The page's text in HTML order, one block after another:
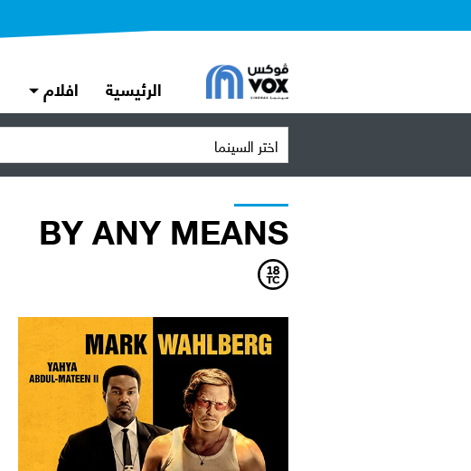
الرئيسية افلام
اختر السينما
BY ANY MEANS